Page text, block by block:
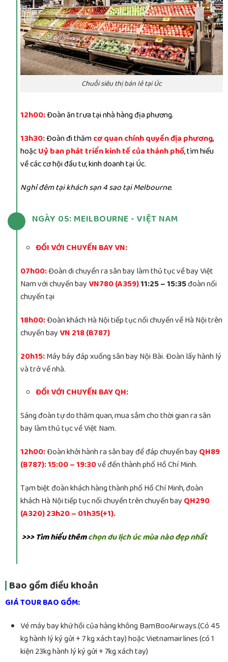
Chuỗi siêu thị bán lẻ tại Úc
12h00:Đoàn ăn trưa tại nhà hàng địa phương.
13h30:Đoàn đi thămcơ quan chính quyền địa phương,
hoặcUỷ ban phát triển kinh tế của thánh phố, tìm hiểu
về các cơ hội đầu tư, kinh doanh tại Úc.
Nghỉ đêm tại khách sạn 4 sao tại Melbourne.
NGÀY 05: MEILBOURNE - VIỆT NAM
ĐỐI VỚI CHUYẾN BAY VN:
07h00:Đoàn di chuyển ra sân bay làm thủ tục về bay Việt
Nam với chuyến bay VN780 (A359)11:25 – 15:35đoàn nối
chuyến tại
18h00:Đoàn khách Hà Nội tiếp tục nối chuyến về Hà Nội trên
chuyến bay VN 218 (B787)
20h15:Máy báy đáp xuống sân bay Nội Bài. Đoàn lấy hành lý
và trở về nhà.
ĐỐI VỚI CHUYẾN BAY QH:
Sáng đoàn tự do thăm quan, mua sắm cho thời gian ra sân
bay làm thủ tục về Việt Nam.
12h00:Đoàn khởi hành ra sân bay để đáp chuyến bay QH89
(B787): 15:00 – 19:30về đến thành phố Hồ Chí Minh.
Tạm biệt đoàn khách hàng thành phố Hồ Chí Minh, đoàn
khách Hà Nội tiếp tục nối chuyến trên chuyến bay QH290
(A320) 23h20 – 01h35(+1).
>>> Tìm hiểu thêmchọn du lịch úc mùa nào đẹp nhất
Bao gồm điều khoản
GIÁ TOUR BAO GỒM:
Vé máy bay khứ hồi của hàng không BamBooAirways.(Có 45
kg hành lý ký gửi + 7 kg xách tay) hoặc Vietnamairlines (có 1
kiện 23kg hành lý ký gửi + 7kg xách tay)